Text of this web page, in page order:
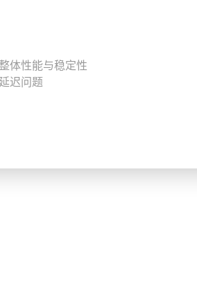
体性能与稳定性
迟问题